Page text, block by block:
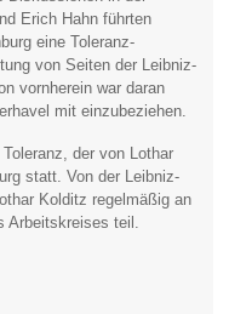
Erich Hahn führten
eine Toleranz-
von Seiten der Leibniz-
vornherein war daran
mit einzubeziehen.
der von Lothar
statt. Von der Leibniz-
Kolditz regelmäßig an
teil.